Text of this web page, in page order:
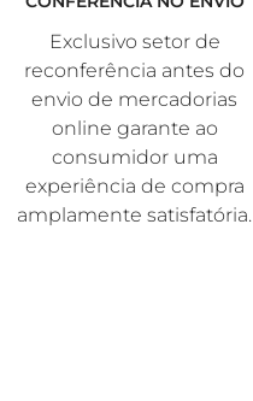
Exclusivo setor de
reconferência antes do
envio de mercadorias
online garante ao
consumidor uma
experiência de compra
amplamente satisfatória.